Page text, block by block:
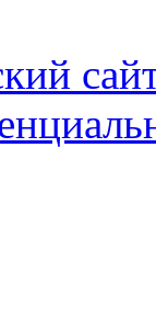
сайт